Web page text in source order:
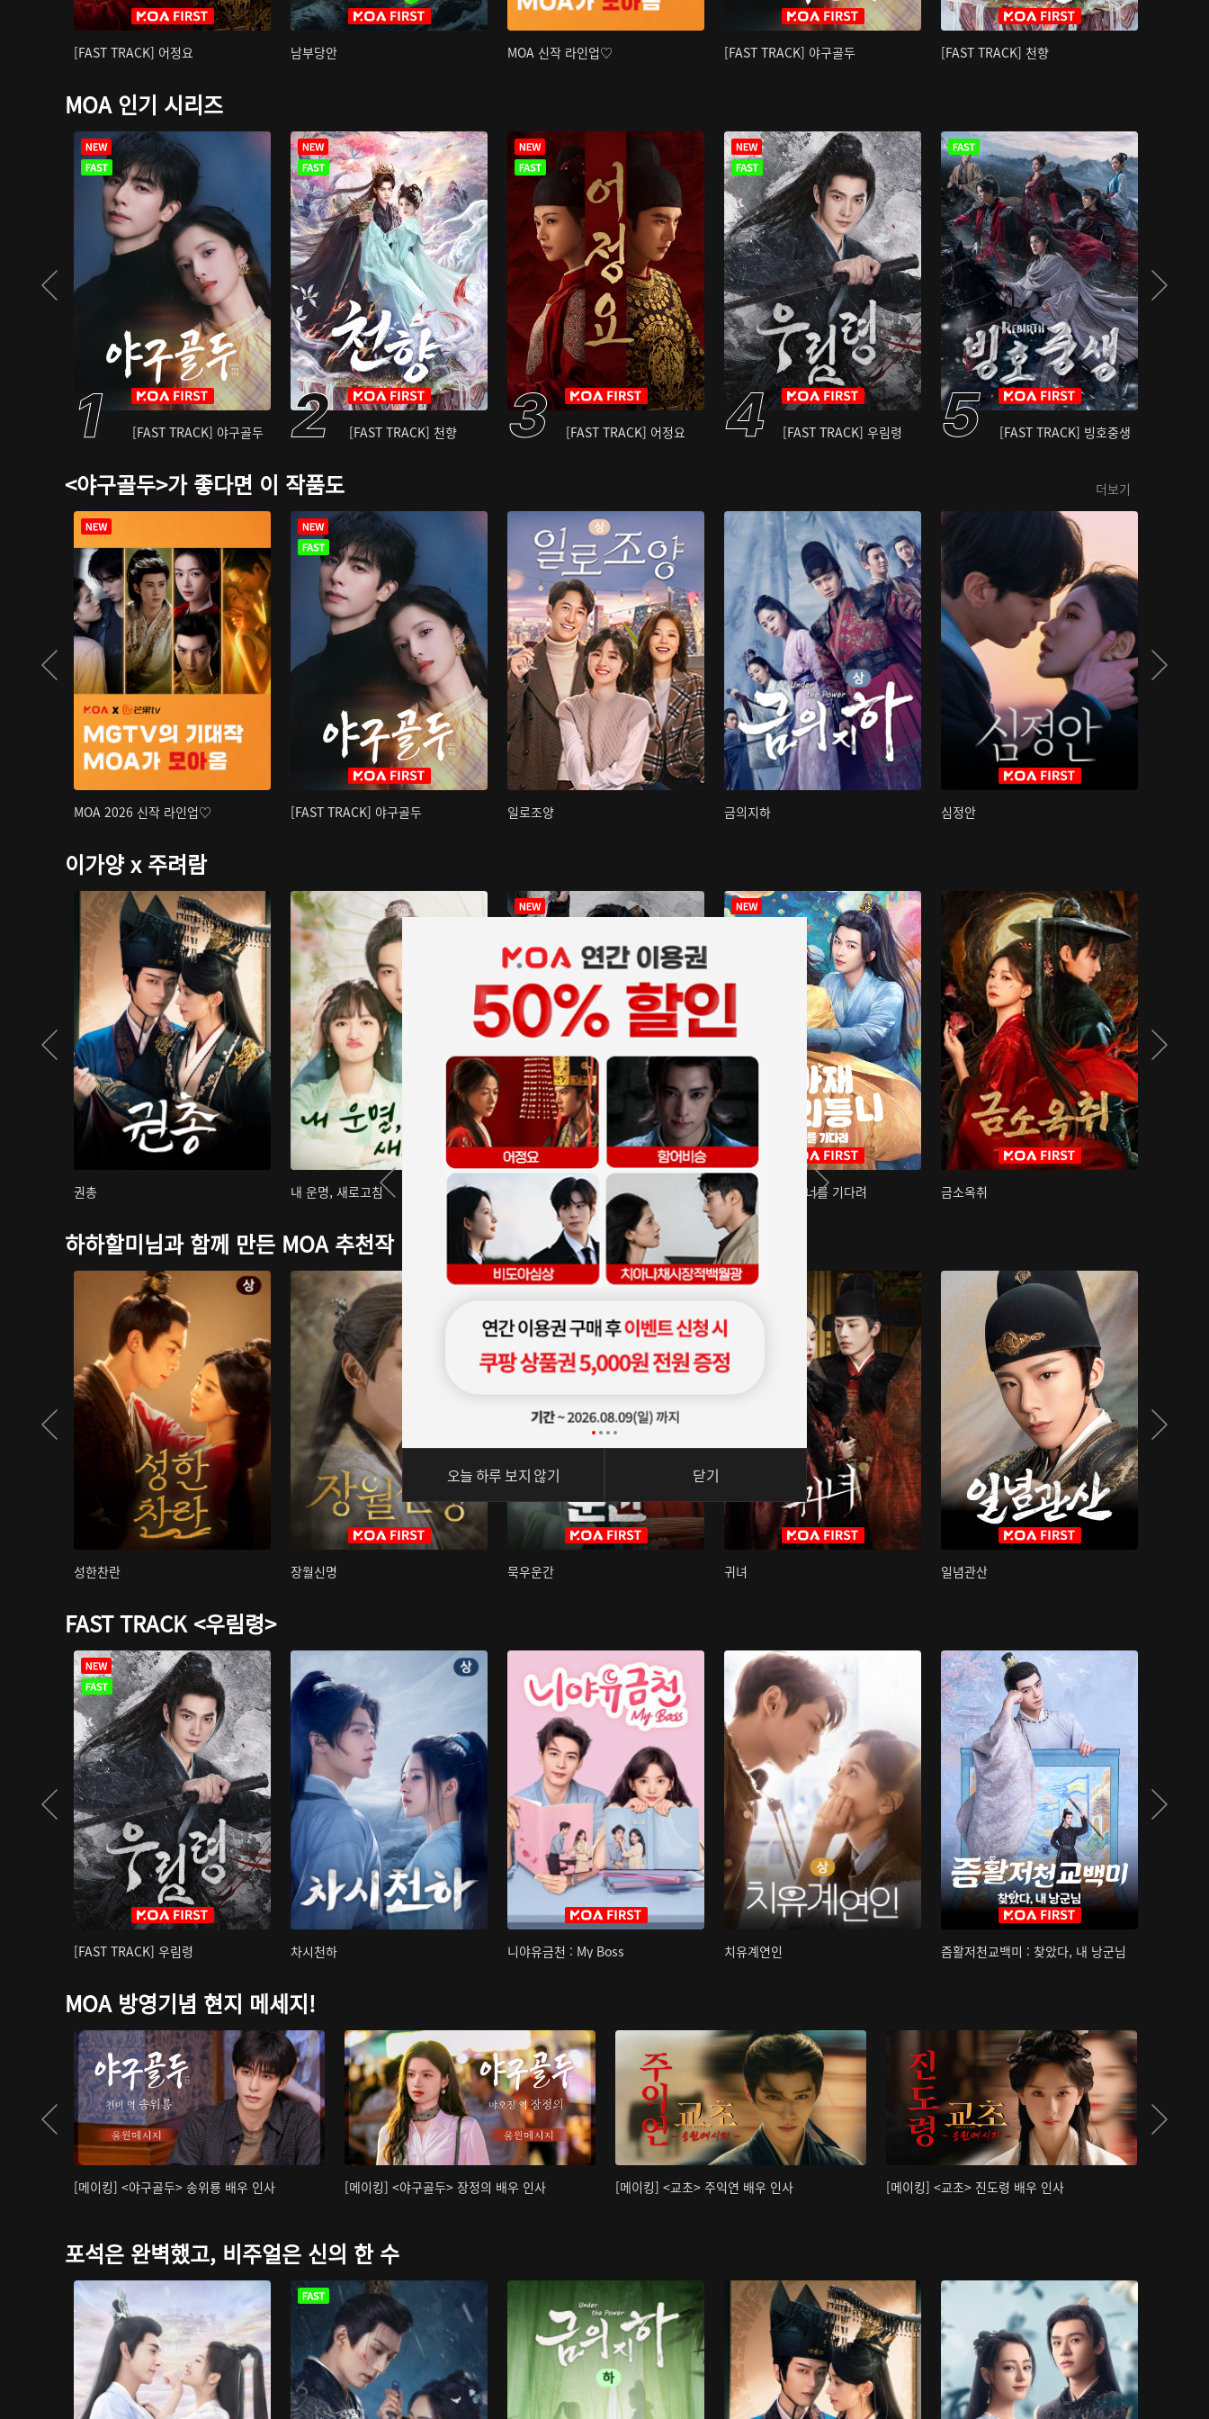
[FAST TRACK] 어정요 남부당안 MOA 신작 라인업♡ [FAST TRACK] 야구골두 [FAST TRACK] 천향
MOA 인기 시리즈
[FAST TRACK] 야구골두 [FAST TRACK] 천향 [FAST TRACK] 어정요 [FAST TRACK] 우림령 [FAST TRACK] 빙호중생
<야구골두>가 좋다면 이 작품도 더보기
MOA 2026 신작 라인업♡ [FAST TRACK] 야구골두 일로조양 금의지하 심정안
이가양 x 주려람
권총 내 운명, 새로고침 아재저리등니 : 너를 기다려 금소옥취
하하할미님과 함께 만든 MOA 추천작
성한찬란 장월신명 묵우운간 귀녀 일념관산
FAST TRACK <우림령>
[FAST TRACK] 우림령 차시천하 니야유금천 : My Boss 치유계연인 즘활저천교백미 : 찾았다, 내 낭군님
MOA 방영기념 현지 메세지!
[메이킹] <야구골두> 송위룡 배우 인사 [메이킹] <야구골두> 장정의 배우 인사 [메이킹] <교초> 주익연 배우 인사 [메이킹] <교초> 진도령 배우 인사
포석은 완벽했고, 비주얼은 신의 한 수
오늘 하루 보지 않기 닫기